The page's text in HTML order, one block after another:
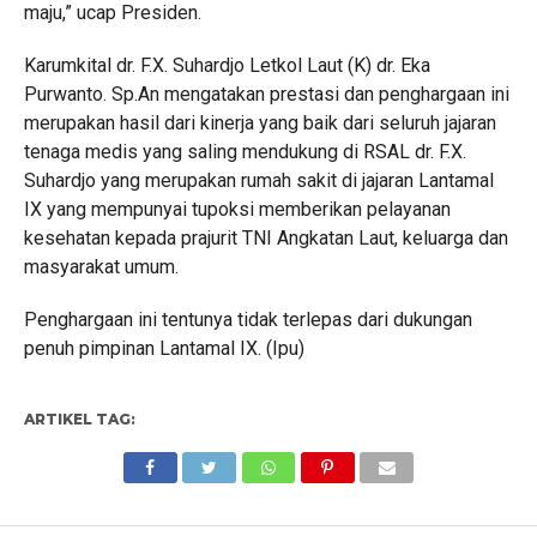
maju,” ucap Presiden.
Karumkital dr. F.X. Suhardjo Letkol Laut (K) dr. Eka
Purwanto. Sp.An mengatakan prestasi dan penghargaan ini
merupakan hasil dari kinerja yang baik dari seluruh jajaran
tenaga medis yang saling mendukung di RSAL dr. F.X.
Suhardjo yang merupakan rumah sakit di jajaran Lantamal
IX yang mempunyai tupoksi memberikan pelayanan
kesehatan kepada prajurit TNI Angkatan Laut, keluarga dan
masyarakat umum.
Penghargaan ini tentunya tidak terlepas dari dukungan
penuh pimpinan Lantamal IX. (Ipu)
ARTIKEL TAG: